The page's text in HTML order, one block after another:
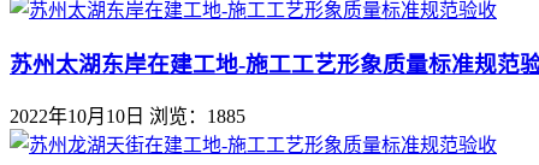
苏州太湖东岸在建工地-施工工艺形象质量标准规范
2022年10月10日 浏览：1885